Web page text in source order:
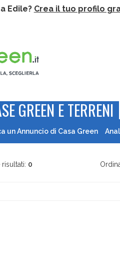
Edile? Crea il tuo profilo
GREEN E TERRENI
un Annuncio di Casa Green
risultati: 0